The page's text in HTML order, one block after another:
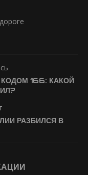
166: КАКОЙ
РАЗБИЛСЯ В